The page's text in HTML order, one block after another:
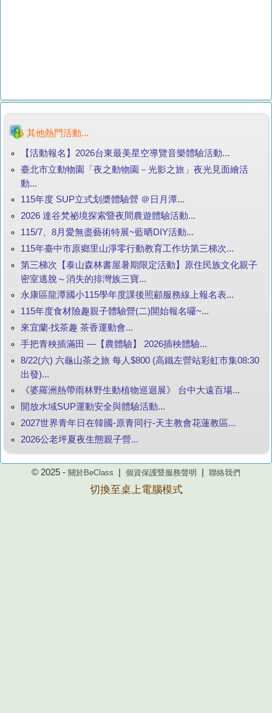
其他熱門活動...
【活動報名】2026台東最美星空導覽音樂體驗活動...
臺北市立動物園「夜之動物園－光影之旅」夜光見面繪活
動...
115年度 SUP立式划槳體驗營 ＠日月潭...
2026 達谷梵祕境探索暨夜間農遊體驗活動...
115/7、8月愛無盡藝術特展~藍晒DIY活動...
115年臺中市原鄉里山淨零行動教育工作坊第三梯次...
第三梯次【泰山森林書屋暑期限定活動】原住民族文化親子
密室逃脫～消失的排灣族三寶...
永康區龍潭國小115學年度課後照顧服務線上報名表...
115年度食材險趣親子體驗營(二)開始報名囉~...
來宜蘭‧找茶趣 茶香運動會...
手把青秧插滿田 —【農體驗】 2026插秧體驗...
8/22(六) 六龜山茶之旅 每人$800 (高鐵左營站彩虹市集08:30
出發)...
《婆羅洲熱帶雨林野生動植物巡迴展》 台中大遠百場...
開放水域SUP運動安全與體驗活動...
2027世界青年日在韓國-原青同行-天主教會花蓮教區...
2026公老坪夏夜生態親子營...
© 2025 - 關於BeClass 個資保護暨服務聲明 聯絡我們
切換至桌上電腦模式